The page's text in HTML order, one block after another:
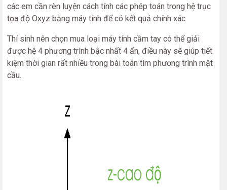
các em cần rèn luyện cách tính các phép toán trong hệ trục
tọa độ Oxyz bằng máy tính để có kết quả chính xác
Thí sinh nên chọn mua loại máy tính cầm tay có thể giải
được hệ 4 phương trình bậc nhất 4 ẩn, điều này sẽ giúp tiết
kiệm thời gian rất nhiều trong bài toán tìm phương trình mặt
cầu.